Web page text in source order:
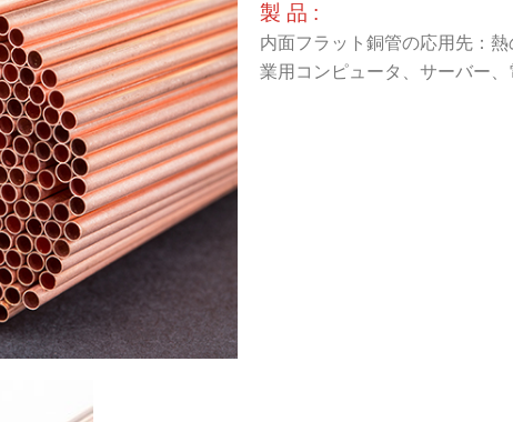
製 品 :
内面フラット銅管の応用先：
業用コンピュータ、サーバー、